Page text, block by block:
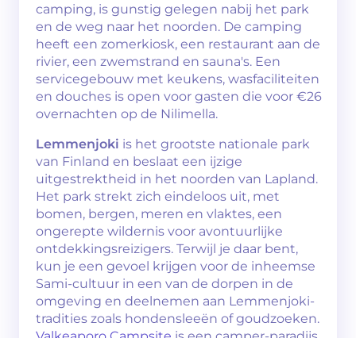
camping, is gunstig gelegen nabij het park
en de weg naar het noorden. De camping
heeft een zomerkiosk, een restaurant aan de
rivier, een zwemstrand en sauna's. Een
servicegebouw met keukens, wasfaciliteiten
en douches is open voor gasten die voor €26
overnachten op de Nilimella.
Lemmenjoki is het grootste nationale park
van Finland en beslaat een ijzige
uitgestrektheid in het noorden van Lapland.
Het park strekt zich eindeloos uit, met
bomen, bergen, meren en vlaktes, een
ongerepte wildernis voor avontuurlijke
ontdekkingsreizigers. Terwijl je daar bent,
kun je een gevoel krijgen voor de inheemse
Sami-cultuur in een van de dorpen in de
omgeving en deelnemen aan Lemmenjoki-
tradities zoals hondensleeën of goudzoeken.